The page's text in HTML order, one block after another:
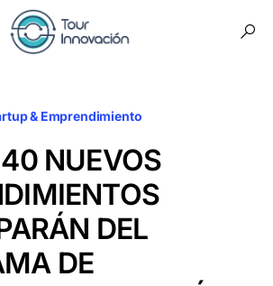
& Emprendimiento
NUEVOS
DEL
DE